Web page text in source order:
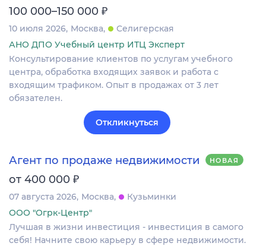
100 000–150 000 ₽
10 июля 2026 Москва
Селигерская
АНО ДПО Учебный центр ИТЦ Эксперт
Консультирование клиентов по услугам учебного
центра, обработка входящих заявок и работа с
входящим трафиком. Опыт в продажах от 3 лет
обязателен.
Откликнуться
Агент по продаже недвижимости НОВАЯ
от 400 000 ₽
07 августа 2026 Москва
Кузьминки
ООО "Огрк-Центр"
Лучшая в жизни инвестиция - инвестиция в самого
себя! Начните свою карьеру в сфере недвижимости.